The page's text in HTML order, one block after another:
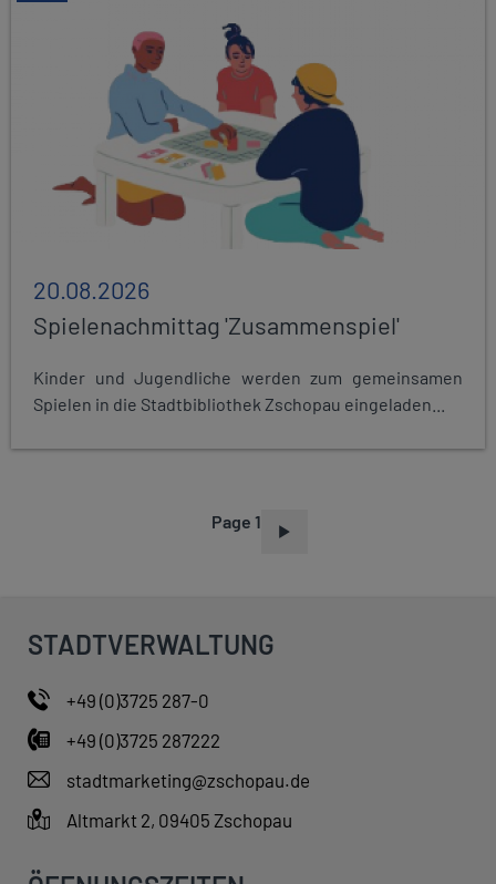
20.08.2026
Spielenachmittag 'Zusammenspiel'
Kinder und Jugendliche werden zum gemeinsamen
Spielen in die Stadtbibliothek Zschopau eingeladen...
Page 1
STADTVERWALTUNG
+49 (0)3725 287-0
+49 (0)3725 287222
stadtmarketing@zschopau.de
Altmarkt 2, 09405 Zschopau